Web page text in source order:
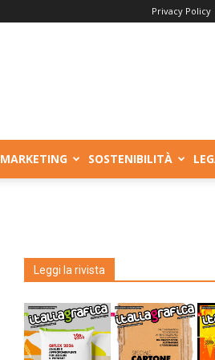
Privacy Policy
MARKETING SOSTENIBILITÀ
Leggi la rivista